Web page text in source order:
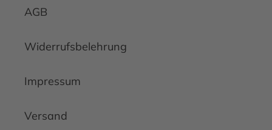
AGB
Widerrufsbelehrung
Impressum
Versand